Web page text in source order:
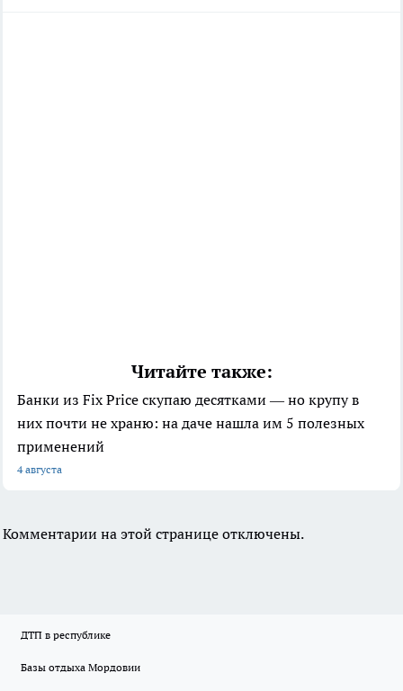
Читайте также:
Банки из Fix Price скупаю десятками — но крупу в
них почти не храню: на даче нашла им 5 полезных
применений
4 августа
Комментарии на этой странице отключены.
ДТП в республике
Базы отдыха Мордовии